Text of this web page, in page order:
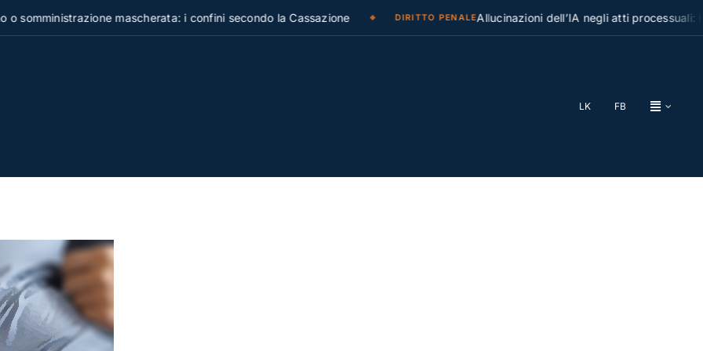
mascherata: i confini secondo la Cassazione DIRITTO PENALEAllucinazioni dell’IA negli atti processuali: la
LK FB